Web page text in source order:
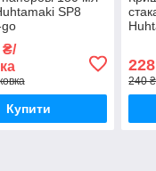
SP8
Купити
228
240